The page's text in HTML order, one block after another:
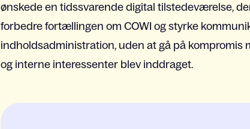
ønskede en tidssvarende digital tilstedeværelse,
forbedre fortællingen om COWI og styrke
indholdsadministration, uden at gå på kompromis
og interne interessenter blev inddraget.